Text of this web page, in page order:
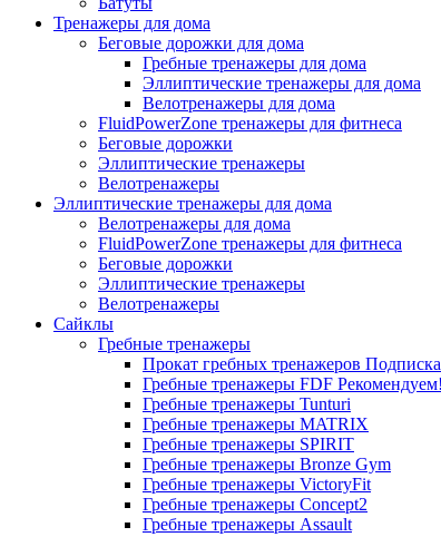
Тренажеры для дома
Беговые дорожки для дома
Гребные тренажеры для дома
Эллиптические тренажеры для дома
Велотренажеры для дома
FluidPowerZone тренажеры для фитнеса
Беговые дорожки
Эллиптические тренажеры
Велотренажеры
Эллиптические тренажеры для дома
Велотренажеры для дома
FluidPowerZone тренажеры для фитнеса
Беговые дорожки
Эллиптические тренажеры
Велотренажеры
Сайклы
Гребные тренажеры
Прокат гребных тренажеров
Гребные тренажеры FDF Рекомендуем!
Гребные тренажеры Tunturi
Гребные тренажеры MATRIX
Гребные тренажеры SPIRIT
Гребные тренажеры Bronze Gym
Гребные тренажеры VictoryFit
Гребные тренажеры Concept2
Гребные тренажеры Assault